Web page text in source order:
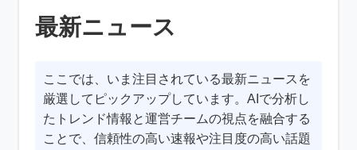
最新ニュース
ここでは、いま注目されている最新ニュースを
厳選してピックアップしています。AIで分析し
たトレンド情報と運営チームの視点を融合する
ことで、信頼性の高い速報や注目度の高い話題